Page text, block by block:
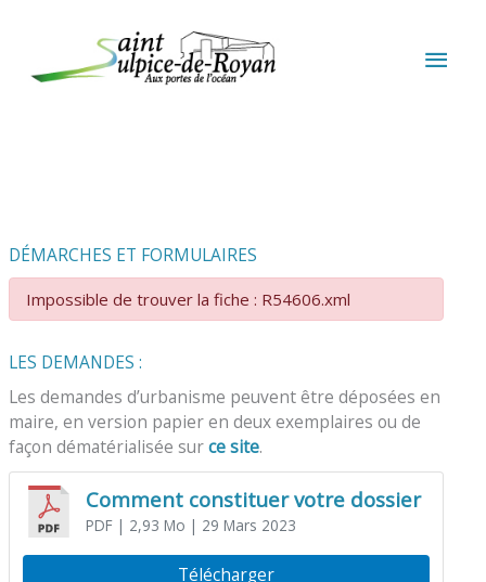
DÉMARCHES ET FORMULAIRES
Impossible de trouver la fiche : R54606.xml
LES DEMANDES :
Les demandes d’urbanisme peuvent être déposées en
maire, en version papier en deux exemplaires ou de
façon dématérialisée surce site.
Comment constituer votre dossier
PDF| 2,93 Mo | 29 Mars 2023
Télécharger